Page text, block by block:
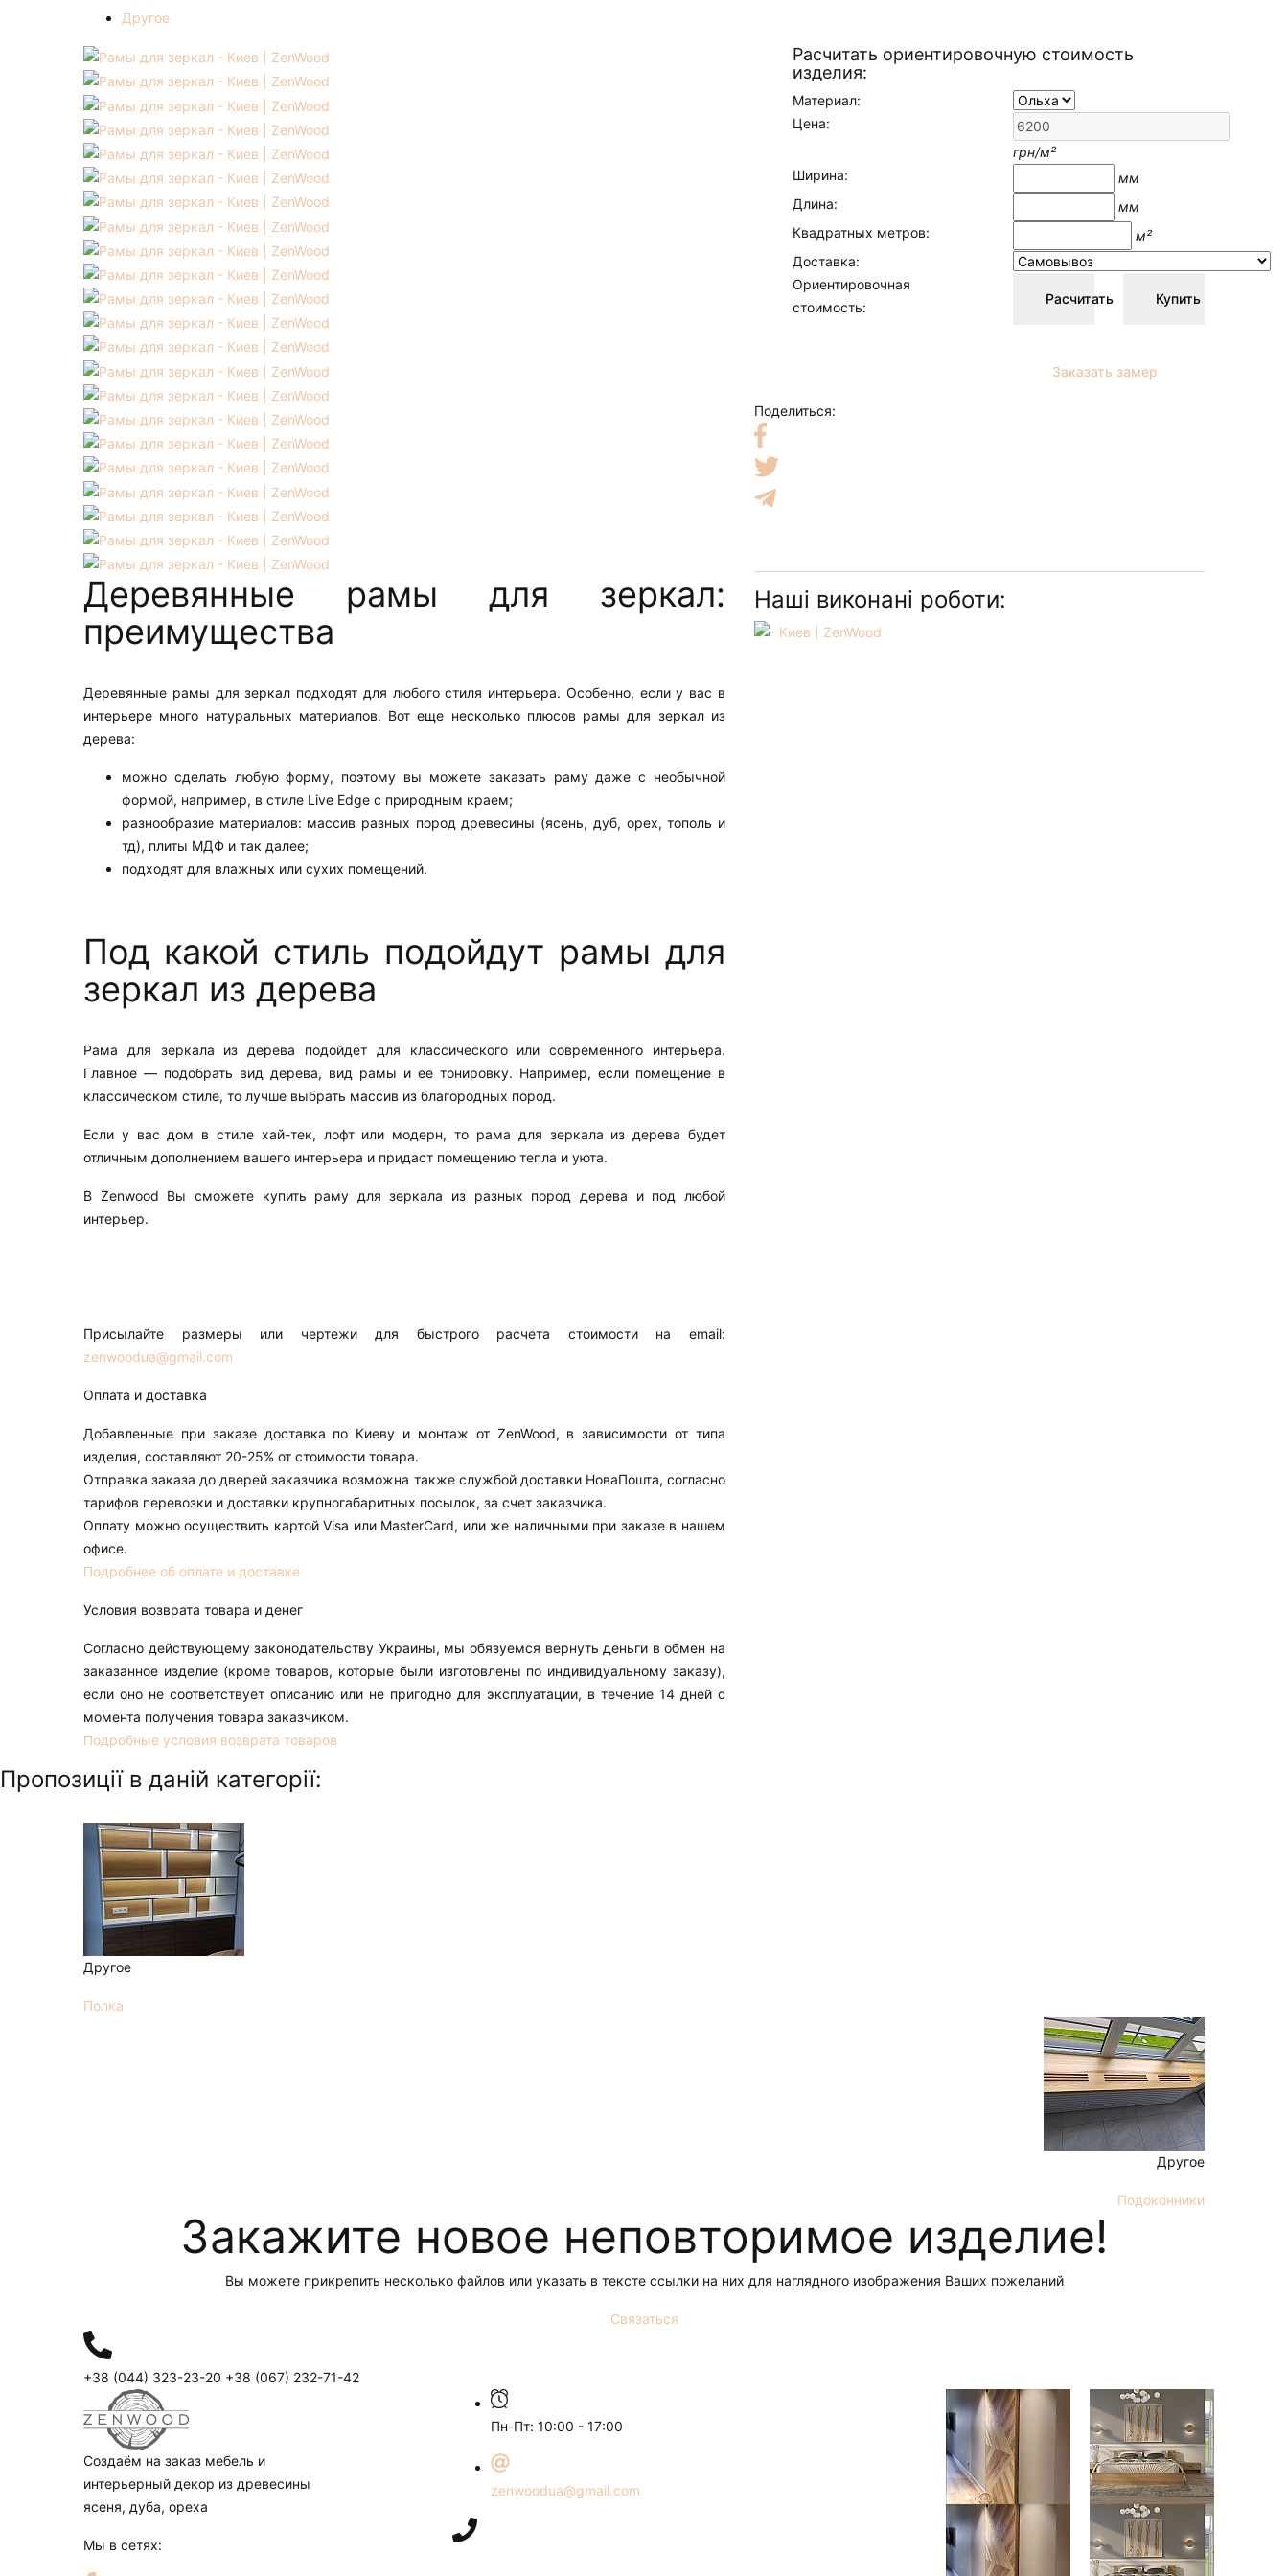
Другое
Деревянные рамы для зеркал:
преимущества
Деревянные рамы для зеркал подходят для любого стиля интерьера. Особенно, если у вас в
интерьере много натуральных материалов. Вот еще несколько плюсов рамы для зеркал из
дерева:
можно сделать любую форму, поэтому вы можете заказать раму даже с необычной
формой, например, в стиле Live Edge с природным краем;
разнообразие материалов: массив разных пород древесины (ясень, дуб, орех, тополь и
тд), плиты МДФ и так далее;
подходят для влажных или сухих помещений.
Под какой стиль подойдут рамы для
зеркал из дерева
Рама для зеркала из дерева подойдет для классического или современного интерьера.
Главное — подобрать вид дерева, вид рамы и ее тонировку. Например, если помещение в
классическом стиле, то лучше выбрать массив из благородных пород.
Если у вас дом в стиле хай-тек, лофт или модерн, то рама для зеркала из дерева будет
отличным дополнением вашего интерьера и придаст помещению тепла и уюта.
В Zenwood Вы сможете купить раму для зеркала из разных пород дерева и под любой
интерьер.
Присылайте размеры или чертежи для быстрого расчета стоимости на email:
zenwoodua@gmail.com
Оплата и доставка
Добавленные при заказе доставка по Киеву и монтаж от ZenWood, в зависимости от типа
изделия, составляют 20-25% от стоимости товара.
Отправка заказа до дверей заказчика возможна также службой доставки НоваПошта, согласно
тарифов перевозки и доставки крупногабаритных посылок, за счет заказчика.
Оплату можно осуществить картой Visa или MasterCard, или же наличными при заказе в нашем
офисе.
Подробнее об оплате и доставке
Условия возврата товара и денег
Согласно действующему законодательству Украины, мы обязуемся вернуть деньги в обмен на
заказанное изделие (кроме товаров, которые были изготовлены по индивидуальному заказу),
если оно не соответствует описанию или не пригодно для эксплуатации, в течение 14 дней с
момента получения товара заказчиком.
Подробные условия возврата товаров
Расчитать ориентировочную стоимость
изделия:
Материал:
Цена:
грн/м²
Ширина:
мм
Длина:
мм
Квадратных метров:
м²
Доставка:
Ориентировочная
стоимость:
Расчитать Купить
Заказать замер
Поделиться:
Наші виконані роботи:
Пропозиції в даній категорії:
Другое
Полка
Другое
Подоконники
Закажите новое неповторимое изделие!
Вы можете прикрепить несколько файлов или указать в тексте ссылки на них для наглядного изображения Ваших пожеланий
Связаться
+38 (044) 323-23-20 +38 (067) 232-71-42
Создаём на заказ мебель и
интерьерный декор из древесины
ясеня, дуба, ореха
Мы в сетях:
Пн-Пт: 10:00 - 17:00
zenwoodua@gmail.com